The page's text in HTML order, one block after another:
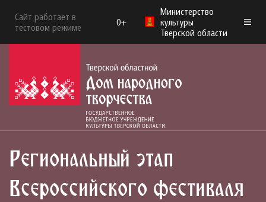
Сайт работает в
тестовом режиме
0+
Министерство
культуры
Тверской области
Региональный этап
Всероссийского фестиваля